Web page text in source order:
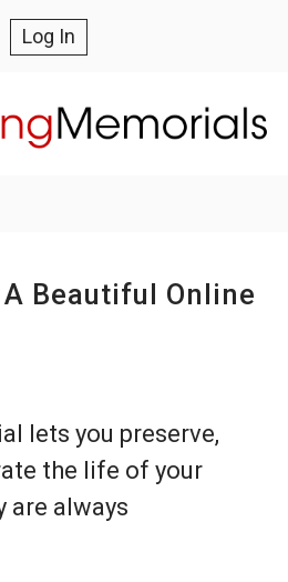
Log In
Beautiful Online
lets you preserve,
the life of your
are always